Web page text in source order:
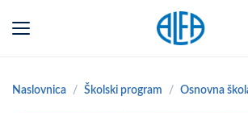
Naslovnica Školski program Osnovna